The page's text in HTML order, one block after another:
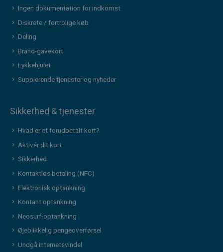
Ingen dokumentation for indkomst
Diskrete / fortrolige køb
Deling
Brand-gavekort
Lykkehjulet
Supplerende tjenester og nyheder
Sikkerhed & tjenester
Hvad er et forudbetalt kort?
Aktivér dit kort
Sikkerhed
Kontaktløs betaling (NFC)
Elektronisk optankning
Kontant optankning
Neosurf-optankning
Øjeblikkelig pengeoverførsel
Undgå internetsvindel